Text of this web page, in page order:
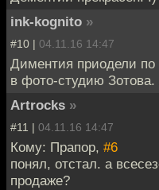
ink-kognito »
#10 | 04.11.16 14:47
Диментия приодели
в фото-студию
Artrocks »
#11 | 04.11.16 14:47
Кому: Прапор, #6
понял, отстал. а
продаже?